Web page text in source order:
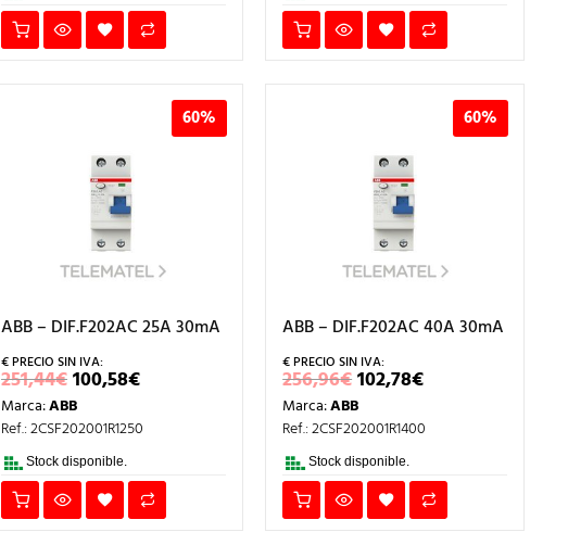
60%
ABB – DIF.F202AC 25A 30mA
251,44€EL
PRECIO
ORIGINAL
ERA:
251,44€.
100,58€EL
PRECIO
ES:
Marca:ABB
Ref.: 2CSF202001R1250
Stock disponible.
60%
ABB – DIF.F202AC 40A 30mA
256,96€EL
PRECIO
ORIGINAL
ERA:
256,96€.
102,78€EL
PRECIO
ES:
Marca:ABB
Ref.: 2CSF202001R1400
Stock disponible.